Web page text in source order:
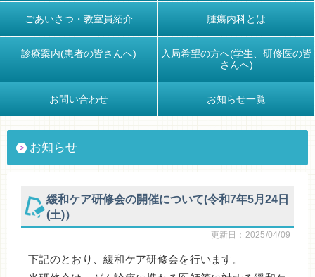
ごあいさつ・教室員紹介 腫瘍内科とは
診療案内(患者の皆さんへ)
入局希望の方へ(学生、研修医の皆
さんへ)
お問い合わせ お知らせ一覧
お知らせ
緩和ケア研修会の開催について(令和7年5月24日
(土)）
更新日：2025/04/09
下記のとおり、緩和ケア研修会を行います。